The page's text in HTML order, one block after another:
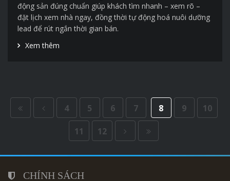
động sản đúng chuẩn giúp khách tìm nhanh – xem rõ –
đặt lịch xem nhà ngay, đồng thời tự động hoá nuôi dưỡng
lead để rút ngắn thời gian bán.
Xem thêm
4 5 6 7 8 9 10
11 12
CHÍNH SÁCH